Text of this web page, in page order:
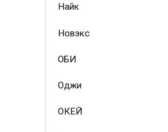
Найк
Новэкс
ОБИ
Оджи
ОКЕЙ